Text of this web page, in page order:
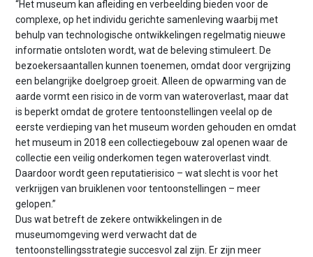
“Het museum kan afleiding en verbeelding bieden voor de
complexe, op het individu gerichte samenleving waarbij met
behulp van technologische ontwikkelingen regelmatig nieuwe
informatie ontsloten wordt, wat de beleving stimuleert. De
bezoekersaantallen kunnen toenemen, omdat door vergrijzing
een belangrijke doelgroep groeit. Alleen de opwarming van de
aarde vormt een risico in de vorm van wateroverlast, maar dat
is beperkt omdat de grotere tentoonstellingen veelal op de
eerste verdieping van het museum worden gehouden en omdat
het museum in 2018 een collectiegebouw zal openen waar de
collectie een veilig onderkomen tegen wateroverlast vindt.
Daardoor wordt geen reputatierisico – wat slecht is voor het
verkrijgen van bruiklenen voor tentoonstellingen – meer
gelopen.”
Dus wat betreft de zekere ontwikkelingen in de
museumomgeving werd verwacht dat de
tentoonstellingsstrategie succesvol zal zijn. Er zijn meer